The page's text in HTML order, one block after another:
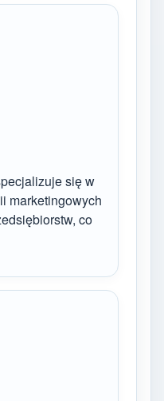
się w
marketingowych
co